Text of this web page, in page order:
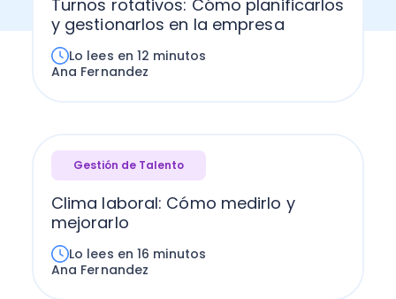
Turnos rotativos: Cómo planificarlos
y gestionarlos en la empresa
Lo lees en 12 minutos
Ana Fernandez
Gestión de Talento
Clima laboral: Cómo medirlo y
mejorarlo
Lo lees en 16 minutos
Ana Fernandez